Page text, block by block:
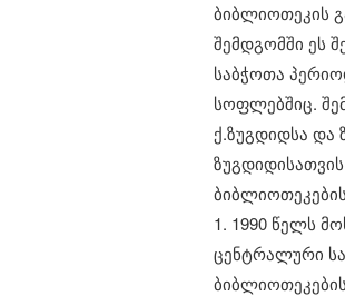
​ბიბლიოთეკის
შემდგომში ეს
​საბჭოთა
სოფლებშიც.
ქ.ზუგდიდსა და
1. 1990 წელს
ცენტრალური